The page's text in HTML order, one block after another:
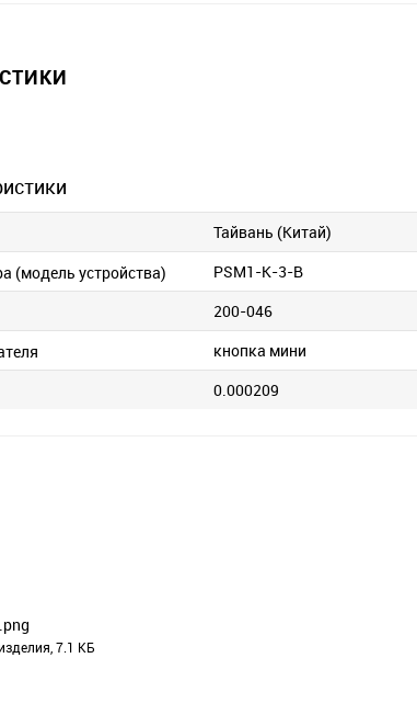
Тайвань (Китай)
(модель устройства)
PSM1-K-3-B
200-046
кнопка мини
0.000209
7.1 КБ